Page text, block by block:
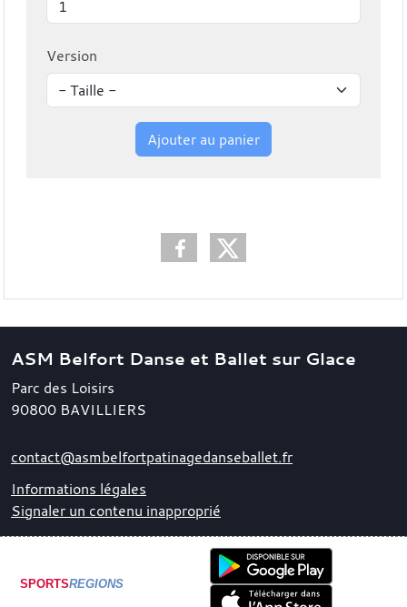
Version
Ajouter au panier
ASM Belfort Danse et Ballet sur Glace
Parc des Loisirs
90800 BAVILLIERS
contact@asmbelfortpatinagedanseballet.fr
Informations légales
Signaler un contenu inapproprié
SPORTSREGIONS